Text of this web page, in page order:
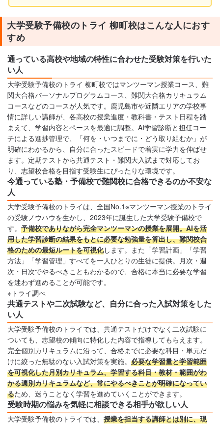
大学受験予備校のトライ 柳町校はこんな人におす
すめ
通っている高校や地域の特性に合わせた受験対策を行いた
い人
大学受験予備校のトライ 柳町校ではマンツーマン授業コース、難
関大合格パーソナルプログラムコース、難関大合格カリキュラム
コースなどのコースが人気です。鹿児島市や近隣エリアの学校事
情に詳しい講師が、各高校の授業進度・教科書・テスト日程を踏
まえて、学習内容とペースを最適に調整。AI学習診断と担任コー
チによる進捗管理で、「何を・いつまでに・どう取り組むか」が
明確にわかるから、自分に合ったスピードで着実に学力を伸ばせ
ます。定期テストから共通テスト・難関大入試まで対応してお
り、志望校合格を目指す受験生にぴったりな環境です。
今通っている塾・予備校で難関校に合格できるのか不安な
人
大学受験予備校のトライは、全国No.1※マンツーマン授業のトライ
の受験ノウハウを生かし、2023年に誕生した大学受験予備校で
す。 予備校でありながら完全マンツーマンの授業を展開。AIを活
用した学習診断の結果をもとに必要な勉強量を算出し、難関校合
格のための最短ルートを可視化します。また「学習計画」「学習
方法」「学習管理」すべてを一人ひとりの生徒に提供。月次・週
次・日次でやるべきこともわかるので、合格に本当に必要な学習
を迷わず進めることが可能です。
※トライ調べ
共通テストや二次試験など、自分に合った入試対策をした
い人
大学受験予備校のトライでは、共通テストだけでなく二次試験に
ついても、志望校の傾向に特化した内容で指導してもらえます。
完全個別カリキュラムに沿って、合格までに必要な科目・単元だ
けに絞った無駄のない入試対策を実施。 必要な学習量と学習範囲
を可視化した月別カリキュラム、学習する科目・教材・範囲がわ
かる週別カリキュラムなど、常にやるべきことが明確になってい
るため、迷うことなく学習を進めていくことができます。
受験時期の悩みを気軽に相談できる相手が欲しい人
大学受験予備校のトライでは、 授業を担当する講師とは別に、現